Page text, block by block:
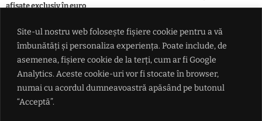
Site-ul nostru web folosește fișiere cookie pentru a vă
îmbunătăți și personaliza experiența. Poate include, de
asemenea, fișiere cookie de la terți, cum ar fi Google
Analytics. Aceste cookie-uri vor fi stocate în browser,
numai cu acordul dumneavoastră apăsând pe butonul
“Acceptă”.
afișate exclusiv în euro
Vot zdrobitor în Senatul SUA: tarife de până la 100% pentru țările care
mai cumpără gaz și petrol de la Putin
România indicată drept câștigătoare în lupta pentru traficul din
Balcani: De ce Bulgaria se teme că va rămâne o 'pată gri' pe coridorul
Schengen de la Atena la Budapesta